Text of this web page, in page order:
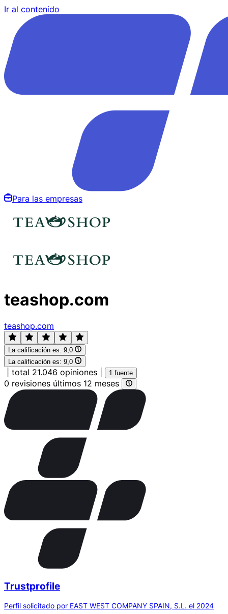
Ir al contenido
Para las empresas
teashop.com
teashop.com
La calificación es: 9,0
La calificación es: 9,0
total 21.046 opiniones 1 fuente
0 revisiones últimos 12 meses
Trustprofile
Perfil solicitado por EAST WEST COMPANY SPAIN, S.L. el 2024